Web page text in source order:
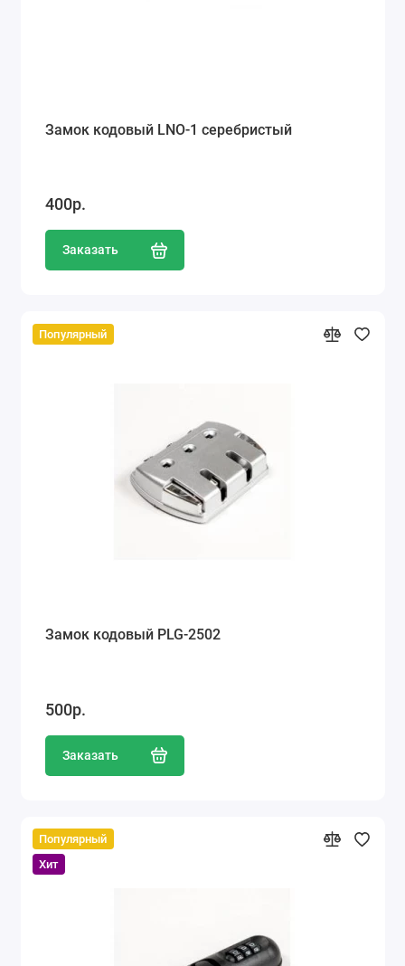
Замок кодовый LNO-1 серебристый
400р.
Заказать
Популярный
Замок кодовый PLG-2502
500р.
Заказать
Популярный
Хит